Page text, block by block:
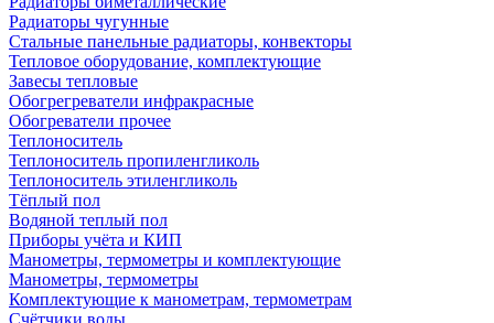
Радиаторы чугунные
Стальные панельные радиаторы, конвекторы
Тепловое оборудование, комплектующие
Завесы тепловые
Обогрегреватели инфракрасные
Обогреватели прочее
Теплоноситель
Теплоноситель пропиленгликоль
Теплоноситель этиленгликоль
Тёплый пол
Водяной теплый пол
Приборы учёта и КИП
Манометры, термометры и комплектующие
Манометры, термометры
Комплектующие к манометрам, термометрам
Счётчики воды